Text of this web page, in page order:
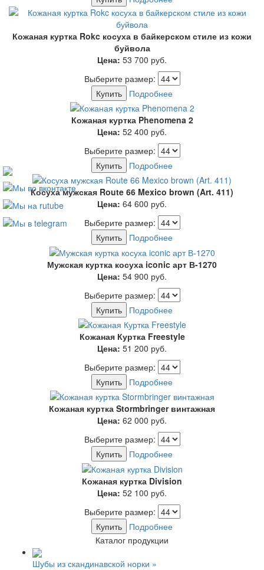
Кожаная куртка Rokc косуха в байкерском стиле из кожи
буйвола
Цена: 53 700 руб.
Выберите размер:
Купить
Подробнее
Кожаная куртка Phenomena 2
Цена: 52 400 руб.
Выберите размер:
Купить
Подробнее
Косуха мужская Route 66 Mexico brown (Art. 411)
Цена: 64 600 руб.
Выберите размер:
Купить
Подробнее
Мужская куртка косуха iconic арт В-1270
Цена: 54 900 руб.
Выберите размер:
Купить
Подробнее
Кожаная Куртка Freestyle
Цена: 51 200 руб.
Выберите размер:
Купить
Подробнее
Кожаная куртка Stormbringer винтажная
Цена: 62 000 руб.
Выберите размер:
Купить
Подробнее
Кожаная куртка Division
Цена: 52 100 руб.
Выберите размер:
Купить
Подробнее
Каталог продукции
Шубы из скандинавской норки »